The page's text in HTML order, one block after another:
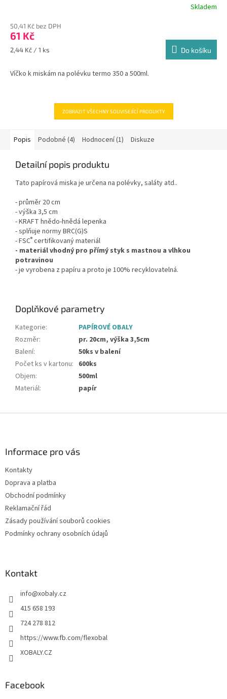
Skladem
50,41 Kč bez DPH
61 Kč
Měrná
2,44 Kč / 1 ks Do košíku
Víčko k miskám na polévku termo 350 a 500ml.
ZOBRAZIT VŠECHNY SOUVISEJÍCÍ PRODUKTY
Popis Podobné (4) Hodnocení (1) Diskuze
Detailní popis produktu
Tato papírová miska je určena na polévky, saláty atd..
- průměr 20 cm
- výška 3,5 cm
- KRAFT hnědo-hnědá lepenka
- splňuje normy BRC(G)S
- FSC® certifikovaný materiál
- materiál vhodný pro přímý styk s mastnou a vlhkou
potravinou
- je vyrobena z papíru a proto je 100% recyklovatelná.
Doplňkové parametry
Kategorie:
PAPÍROVÉ OBALY
Rozměr:
pr. 20cm, výška 3,5cm
Balení:
50ks v balení
Počet ks v kartonu: 600ks
Objem:
500ml
Materiál: papír
Informace pro vás
Kontakty
Doprava a platba
Obchodní podmínky
Reklamační řád
Zásady používání souborů cookies
Podmínky ochrany osobních údajů
Kontakt
info@xobaly.cz
415 658 193
724 278 812
https://www.fb.com/flexobal
XOBALY.CZ
Facebook